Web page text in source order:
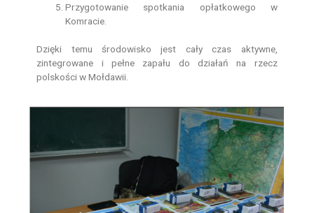
Przygotowanie spotkania opłatkowego w
Komracie.
Dzięki temu środowisko jest cały czas aktywne,
zintegrowane i pełne zapału do działań na rzecz
polskości w Mołdawii.